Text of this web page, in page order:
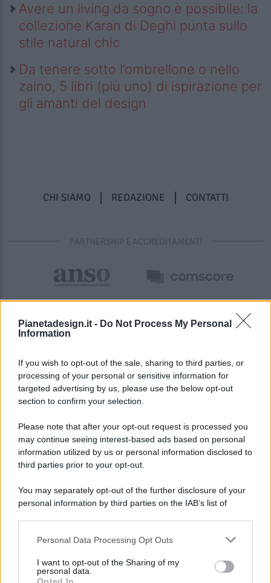
Pianetadesign.it - Do Not Process My Personal
Information
If you wish to opt-out of the sale, sharing to third parties, or
processing of your personal or sensitive information for
targeted advertising by us, please use the below opt-out
section to confirm your selection.
Please note that after your opt-out request is processed you
may continue seeing interest-based ads based on personal
information utilized by us or personal information disclosed to
third parties prior to your opt-out.
You may separately opt-out of the further disclosure of your
personal information by third parties on the IAB’s list of
This information may also be disclosed by us to third parties
disclose it to other third parties.
Personal Data Processing Opt Outs
I want to opt-out of the Sharing of my
personal data.
Avere un living da sogno è possibile: la
collezione Karan di Deghi punta sullo
stile natural chic
Da tenere sotto l’ombrellone o nello
zaino, 5 libri (più uno) di ispirazione per
gli amanti del design
CHI SIAMO REDAZIONE CONTATTI
PARTNERSHIP E ACCREDITAMENTI
© 2026 - Pianeta Design - P.IVA 04827280654 - Testata
Registrata Al Tribunale Di Nocera Inferiore N. 8/2020 - RG N.
ISCRIZIONE AL ROC N. 35792 – ISCRITTA ALL’ANSO
(ASSOCIAZIONE NAZIONALE STAMPA ONLINE)
PREFERENZE PRIVACY